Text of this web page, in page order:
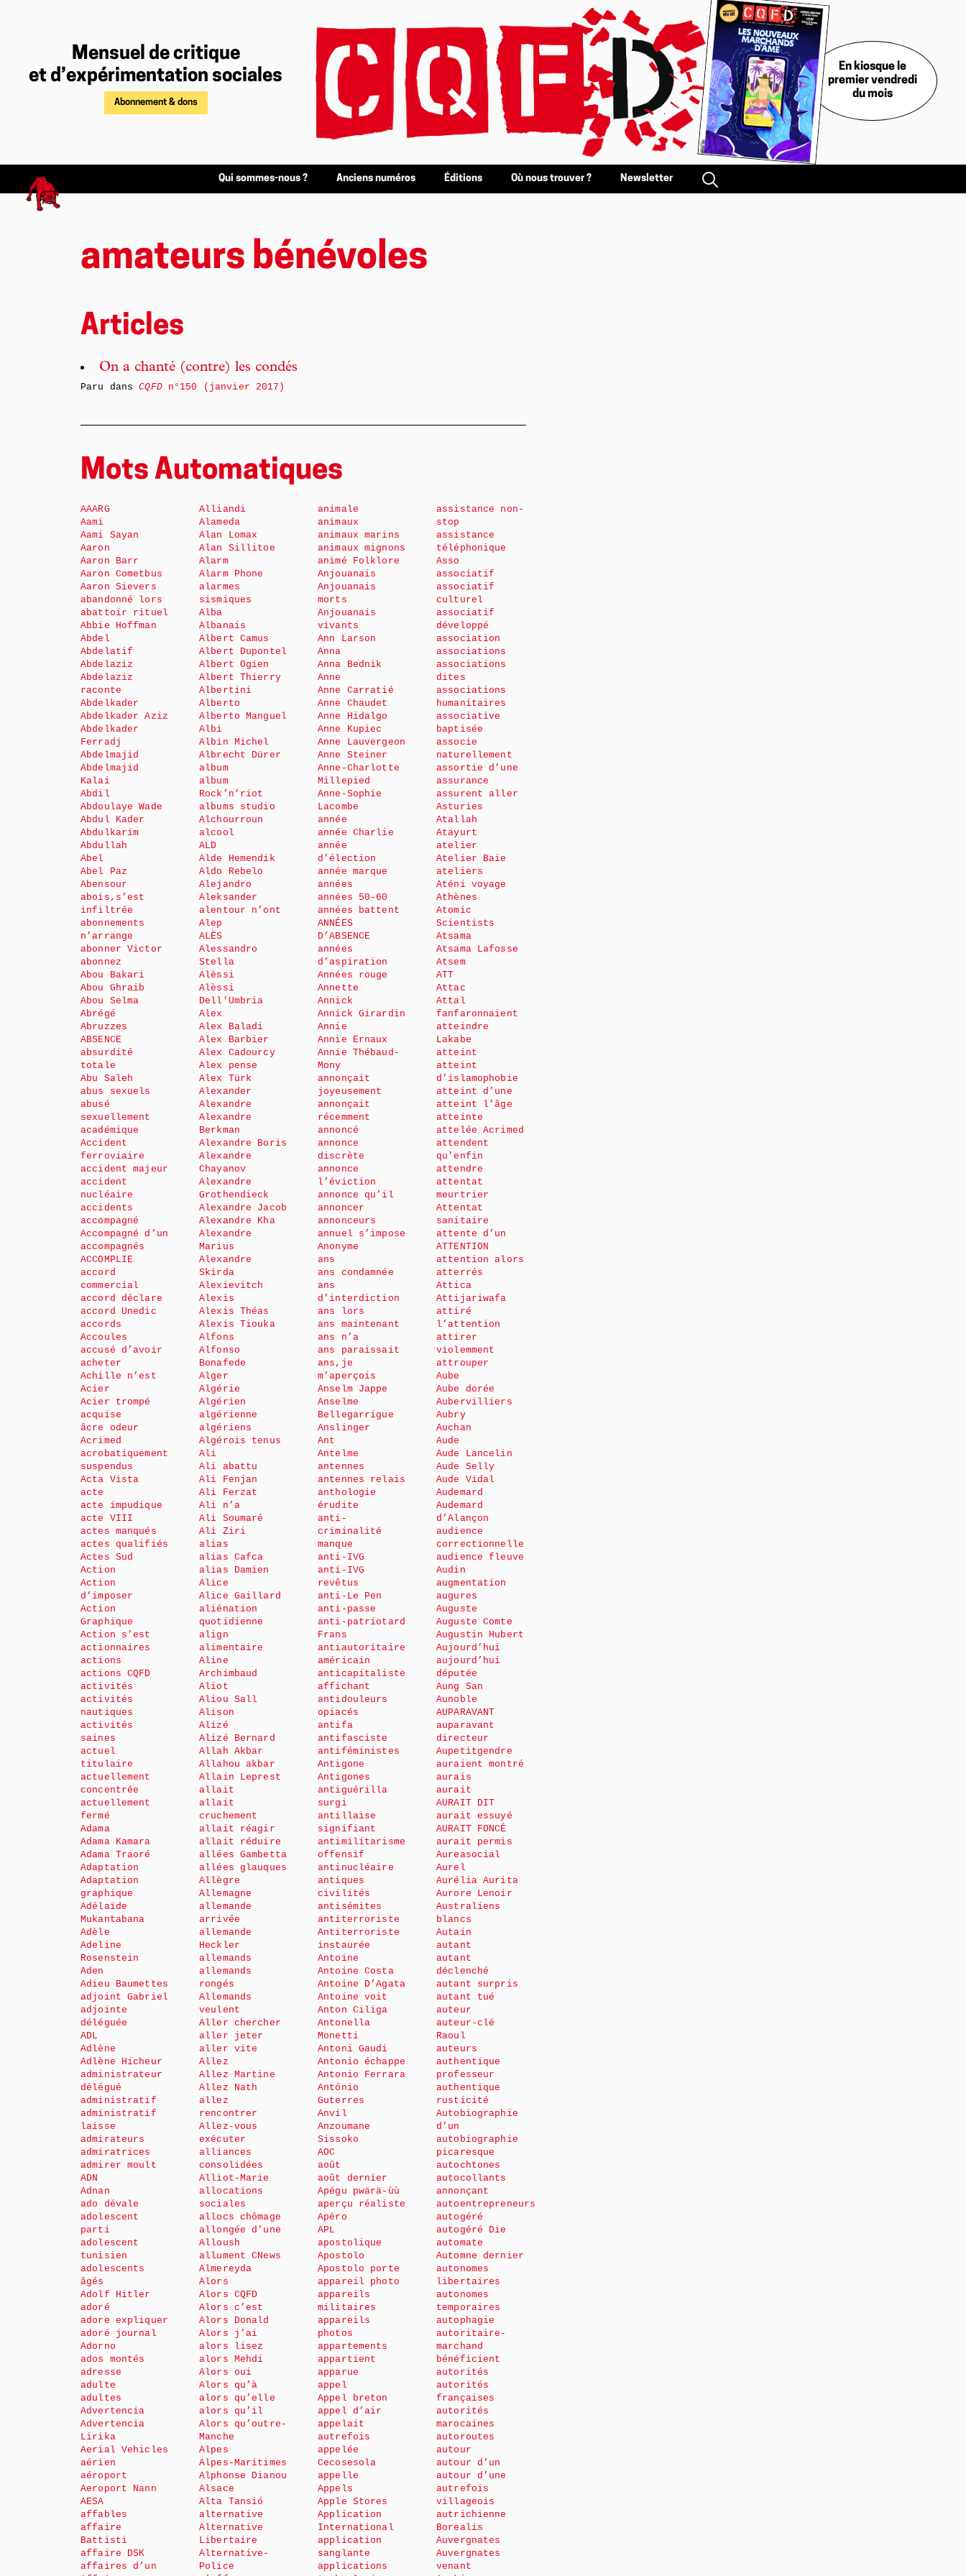
Mensuel de critique
et d’expérimentation sociales
Abonnement & dons
En kiosque le
premier vendredi
du mois
Qui sommes-nous ? Anciens numéros Éditions Où nous trouver ? Newsletter
amateurs bénévoles
Articles
On a chanté (contre) les condés
Paru dansCQFDn°150 (janvier 2017)
Mots Automatiques
AAARG
Aami
Aami Sayan
Aaron
Aaron Barr
Aaron Cometbus
Aaron Sievers
abandonné lors
abattoir rituel
Abbie Hoffman
Abdel
Abdelatif
Abdelaziz
Abdelaziz
raconte
Abdelkader
Abdelkader Aziz
Abdelkader
Ferradj
Abdelmajid
Abdelmajid
Kalai
Abdil
Abdoulaye Wade
Abdul Kader
Abdulkarim
Abdullah
Abel
Abel Paz
Abensour
abois,s’est
infiltrée
abonnements
n’arrange
abonner Victor
abonnez
Abou Bakari
Abou Ghraib
Abou Selma
Abrégé
Abruzzes
ABSENCE
absurdité
totale
Abu Saleh
abus sexuels
abusé
sexuellement
académique
Accident
ferroviaire
accident majeur
accident
nucléaire
accidents
accompagné
Accompagné d’un
accompagnés
ACCOMPLIE
accord
commercial
accord déclare
accord Unedic
accords
Accoules
accusé d’avoir
acheter
Achille n’est
Acier
Acier trompé
acquise
âcre odeur
Acrimed
acrobatiquement
suspendus
Acta Vista
acte
acte impudique
acte VIII
actes manqués
actes qualifiés
Actes Sud
Action
Action
d’imposer
Action
Graphique
Action s’est
actionnaires
actions
actions CQFD
activités
activités
nautiques
activités
saines
actuel
titulaire
actuellement
concentrée
actuellement
fermé
Adama
Adama Kamara
Adama Traoré
Adaptation
Adaptation
graphique
Adélaïde
Mukantabana
Adèle
Adeline
Rosenstein
Aden
Adieu Baumettes
adjoint Gabriel
adjointe
déléguée
ADL
Adlène
Adlène Hicheur
administrateur
délégué
administratif
administratif
laisse
admirateurs
admiratrices
admirer moult
ADN
Adnan
ado dévale
adolescent
parti
adolescent
tunisien
adolescents
âgés
Adolf Hitler
adoré
adore expliquer
adoré journal
Adorno
ados montés
adresse
adulte
adultes
Advertencia
Advertencia
Lirika
Aerial Vehicles
aérien
aéroport
Aeroport Nann
AESA
affables
affaire
Battisti
affaire DSK
affaires d’un
Alliandi
Alameda
Alan Lomax
Alan Sillitoe
Alarm
Alarm Phone
alarmes
sismiques
Alba
Albanais
Albert Camus
Albert Dupontel
Albert Ogien
Albert Thierry
Albertini
Alberto
Alberto Manguel
Albi
Albin Michel
Albrecht Dürer
album
album
Rock’n’riot
albums studio
Alchourroun
alcool
ALD
Alde Hemendik
Aldo Rebelo
Alejandro
Aleksander
alentour n’ont
Alep
ALÈS
Alessandro
Stella
Alèssi
Alèssi
Dell’Umbria
Alex
Alex Baladi
Alex Barbier
Alex Cadourcy
Alex pense
Alex Türk
Alexander
Alexandre
Alexandre
Berkman
Alexandre Boris
Alexandre
Chayanov
Alexandre
Grothendieck
Alexandre Jacob
Alexandre Kha
Alexandre
Marius
Alexandre
Skirda
Alexievitch
Alexis
Alexis Théas
Alexis Tiouka
Alfons
Alfonso
Bonafede
Alger
Algérie
Algérien
algérienne
algériens
Algérois tenus
Ali
Ali abattu
Ali Fenjan
Ali Ferzat
Ali n’a
Ali Soumaré
Ali Ziri
alias
alias Cafca
alias Damien
Alice
Alice Gaillard
aliénation
quotidienne
align
alimentaire
Aline
Archimbaud
Aliot
Aliou Sall
Alison
Alizé
Alizé Bernard
Allah Akbar
Allahou akbar
Allain Leprest
allait
allait
cruchement
allait réagir
allait réduire
allées Gambetta
allées glauques
Allègre
Allemagne
allemande
arrivée
allemande
Heckler
allemands
allemands
rongés
Allemands
veulent
Aller chercher
aller jeter
aller vite
Allez
Allez Martine
Allez Nath
allez
rencontrer
Allez-vous
exécuter
alliances
consolidées
Alliot-Marie
allocations
sociales
allocs chômage
allongée d’une
Alloush
allument CNews
Almereyda
Alors
Alors CQFD
Alors c’est
Alors Donald
Alors j’ai
alors lisez
alors Mehdi
Alors oui
Alors qu’à
alors qu’elle
alors qu’il
Alors qu’outre-
Manche
Alpes
Alpes-Maritimes
Alphonse Dianou
Alsace
Alta Tansió
alternative
Alternative
Libertaire
Alternative-
Police
animale
animaux
animaux marins
animaux mignons
animé Folklore
Anjouanais
Anjouanais
morts
Anjouanais
vivants
Ann Larson
Anna
Anna Bednik
Anne
Anne Carratié
Anne Chaudet
Anne Hidalgo
Anne Kupiec
Anne Lauvergeon
Anne Steiner
Anne-Charlotte
Millepied
Anne-Sophie
Lacombe
année
année Charlie
année
d’élection
année marque
années
années 50-60
années battent
ANNÉES
D’ABSENCE
années
d’aspiration
Années rouge
Annette
Annick
Annick Girardin
Annie
Annie Ernaux
Annie Thébaud-
Mony
annonçait
joyeusement
annonçait
récemment
annoncé
annonce
discrète
annonce
l’éviction
annonce qu’il
annoncer
annonceurs
annuel s’impose
Anonyme
ans
ans condamnée
ans
d’interdiction
ans lors
ans maintenant
ans n’a
ans paraissait
ans,je
m’aperçois
Anselm Jappe
Anselme
Bellegarrigue
Anslinger
Ant
Antelme
antennes
antennes relais
anthologie
érudite
anti-
criminalité
manque
anti-IVG
anti-IVG
revêtus
anti-Le Pen
anti-passe
anti-patriotard
Frans
antiautoritaire
américain
anticapitaliste
affichant
antidouleurs
opiacés
antifa
antifasciste
antiféministes
Antigone
Antigones
antiguérilla
surgi
antillaise
signifiant
antimilitarisme
offensif
antinucléaire
antiques
civilités
antisémites
antiterroriste
Antiterroriste
instaurée
Antoine
Antoine Costa
Antoine D’Agata
Antoine voit
Anton Ciliga
Antonella
Monetti
Antoni Gaudi
Antonio échappe
Antonio Ferrara
António
Guterres
Anvil
Anzoumane
Sissoko
AOC
août
août dernier
Apégu pwärä-ùù
aperçu réaliste
Apéro
APL
apostolique
Apostolo
Apostolo porte
appareil photo
appareils
militaires
appareils
photos
appartements
appartient
apparue
appel
Appel breton
appel d’air
appelait
autrefois
appelée
Cecosesola
appelle
Appels
Apple Stores
Application
International
application
sanglante
applications
assistance non-
stop
assistance
téléphonique
Asso
associatif
associatif
culturel
associatif
développé
association
associations
associations
dites
associations
humanitaires
associative
baptisée
associe
naturellement
assortie d’une
assurance
assurent aller
Asturies
Atallah
Atayurt
atelier
Atelier Baie
ateliers
Aténi voyage
Athènes
Atomic
Scientists
Atsama
Atsama Lafosse
Atsem
ATT
Attac
Attal
fanfaronnaient
atteindre
Lakabe
atteint
atteint
d’islamophobie
atteint d’une
atteint l’âge
atteinte
attelée Acrimed
attendent
qu’enfin
attendre
attentat
meurtrier
Attentat
sanitaire
attente d’un
ATTENTION
attention alors
atterrés
Attica
Attijariwafa
attiré
l’attention
attirer
violemment
attrouper
Aube
Aube dorée
Aubervilliers
Aubry
Auchan
Aude
Aude Lancelin
Aude Selly
Aude Vidal
Audemard
Audemard
d’Alançon
audience
correctionnelle
audience fleuve
Audin
augmentation
augures
Auguste
Auguste Comte
Augustin Hubert
Aujourd’hui
aujourd’hui
députée
Aung San
Aunoble
AUPARAVANT
auparavant
directeur
Aupetitgendre
auraient montré
aurais
aurait
AURAIT DIT
aurait essuyé
AURAIT FONCÉ
aurait permis
Aureasocial
Aurel
Aurélia Aurita
Aurore Lenoir
Australiens
blancs
Autain
autant
autant
déclenché
autant surpris
autant tué
auteur
auteur-clé
Raoul
auteurs
authentique
professeur
authentique
rusticité
Autobiographie
d’un
autobiographie
picaresque
autochtones
autocollants
annonçant
autoentrepreneurs
autogéré
autogéré Die
automate
Automne dernier
autonomes
libertaires
autonomes
temporaires
autophagie
autoritaire-
marchand
bénéficient
autorités
autorités
françaises
autorités
marocaines
autoroutes
autour
autour d’un
autour d’une
autrefois
villageois
autrichienne
Borealis
Auvergnates
Auvergnates
venant